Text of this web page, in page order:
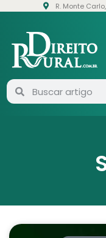
R. Monte